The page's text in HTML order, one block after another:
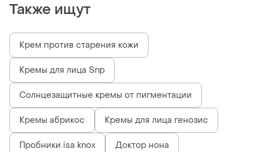
Также ищут
Крем против старения кожи
Кремы для лица Snp
Солнцезащитные кремы от пигментации
Кремы абрикос Кремы для лица генозис
Пробники isa knox Доктор нона